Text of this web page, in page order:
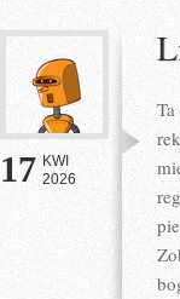
17 KWI
2026